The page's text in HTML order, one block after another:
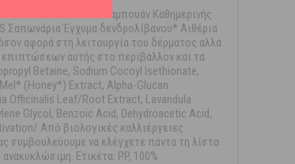
ΘΕΙΙΚA ΑΛΑΤA.Το Σαμπουάν Καθημερινής
Σαπωνάρια Έγχυμα δενδρολίβανου* Αιθέρια
αφορά στη λειτουργία του δέρματος αλλά
αυτής στο περιβάλλον και τα
Betaine, Sodium Cocoyl Isethionate,
(Honey*) Extract, Alpha-Glucan
Officinalis Leaf/Root Extract, Lavandula
Glycol, Benzoic Acid, Dehydroacetic Acid,
Από βιολογικές καλλιέργειες
να ελέγχετε πάντα τη λίστα
Ετικέτα: PP, 100%